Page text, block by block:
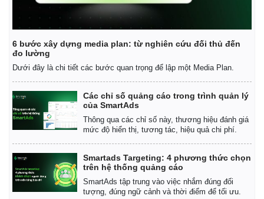
6 bước xây dựng media plan: từ nghiên cứu đối thủ đến
đo lường
Dưới đây là chi tiết các bước quan trọng để lập một Media Plan.
Các chỉ số quảng cáo trong trình quản lý
của SmartAds
Thông qua các chỉ số này, thương hiệu đánh giá
mức độ hiển thị, tương tác, hiệu quả chi phí.
Smartads Targeting: 4 phương thức chọn
trên hệ thống quảng cáo
SmartAds tập trung vào việc nhắm đúng đối
tượng, đúng ngữ cảnh và thời điểm để tối ưu.